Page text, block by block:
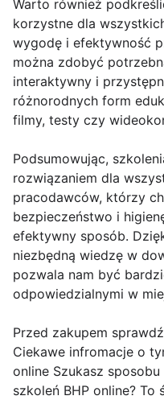
Warto również
korzystne dla
wygodę i efektywność
można zdobyć
interaktywny i
różnorodnych form
filmy, testy czy
Podsumowując,
rozwiązaniem dla
pracodawców, którzy
bezpieczeństwo i
efektywny sposób.
niezbędną wiedzę w
pozwala nam być
odpowiedzialnymi w
Przed zakupem
Ciekawe infromacje o
online Szukasz
szkoleń BHP online? To